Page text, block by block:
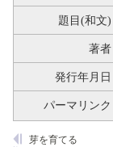
題目(和文)
著者
発行年月日
パーマリンク
芽を育てる